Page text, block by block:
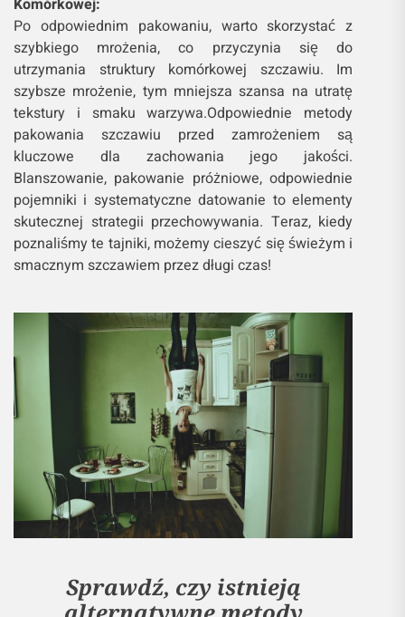
Po odpowiednim pakowaniu, warto skorzystać z
szybkiego mrożenia, co przyczynia się do
utrzymania struktury komórkowej szczawiu. Im
szybsze mrożenie, tym mniejsza szansa na utratę
tekstury i smaku warzywa.Odpowiednie metody
pakowania szczawiu przed zamrożeniem są
kluczowe dla zachowania jego jakości.
Blanszowanie, pakowanie próżniowe, odpowiednie
pojemniki i systematyczne datowanie to elementy
skutecznej strategii przechowywania. Teraz, kiedy
poznaliśmy te tajniki, możemy cieszyć się świeżym i
smacznym szczawiem przez długi czas!
Sprawdź, czy istnieją